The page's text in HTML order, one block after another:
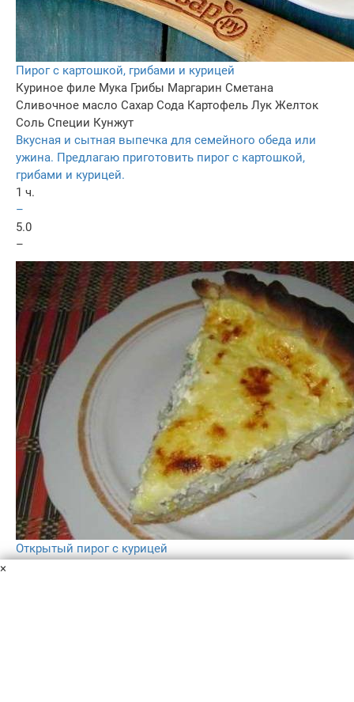
Пирог с картошкой, грибами и курицей
Куриное филе Мука Грибы Маргарин Сметана
Сливочное масло Сахар Сода Картофель Лук Желток
Соль Специи Кунжут
Вкусная и сытная выпечка для семейного обеда или
ужина. Предлагаю приготовить пирог с картошкой,
грибами и курицей.
1 ч.
–
5.0
–
Открытый пирог с курицей
×